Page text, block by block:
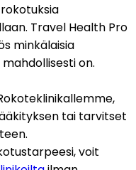
Travel Health Pro
minkälaisia
on.
tai tarvitset
voit